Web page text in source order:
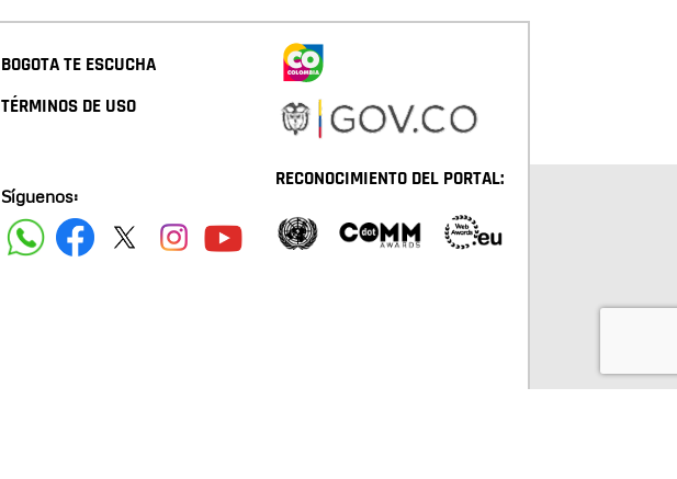
BOGOTA TE ESCUCHA
TÉRMINOS DE USO
Síguenos:
RECONOCIMIENTO DEL PORTAL: